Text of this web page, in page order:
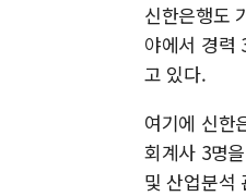
신한은행도
야에서 경력
고 있다.
여기에 신한
회계사 3명
및 산업분석